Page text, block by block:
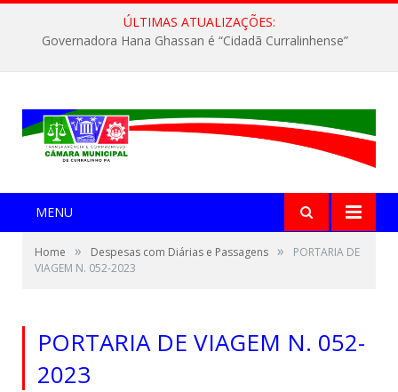
ÚLTIMAS ATUALIZAÇÕES:
Governadora Hana Ghassan é “Cidadã Curralinhense”
MENU
Home » Despesas com Diárias e Passagens »
PORTARIA DE
VIAGEM N. 052-2023
PORTARIA DE VIAGEM N. 052-
2023